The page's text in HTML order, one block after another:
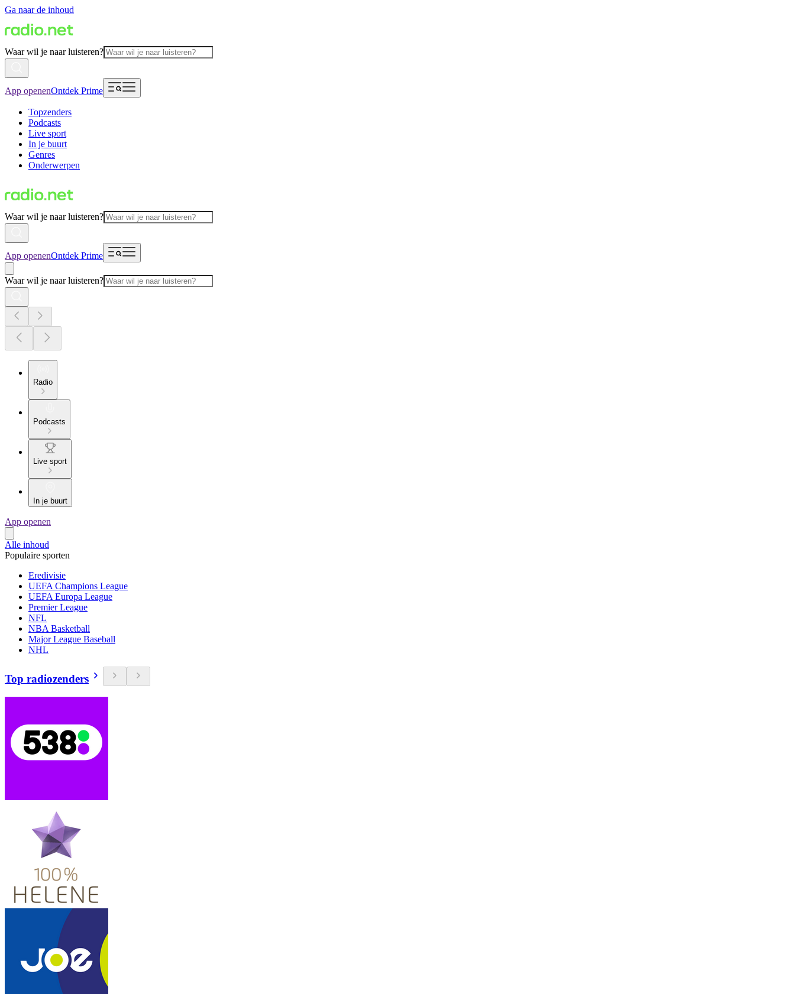
Ga naar de inhoud
Waar wil je naar luisteren?
App openenOntdek Prime
Topzenders
Podcasts
Live sport
In je buurt
Genres
Onderwerpen
Waar wil je naar luisteren?
App openenOntdek Prime
Waar wil je naar luisteren?
Radio
Podcasts
Live sport
In je buurt
App openen
Alle inhoud
Populaire sporten
Eredivisie
UEFA Champions League
UEFA Europa League
Premier League
NFL
NBA Basketball
Major League Baseball
NHL
Top radiozenders